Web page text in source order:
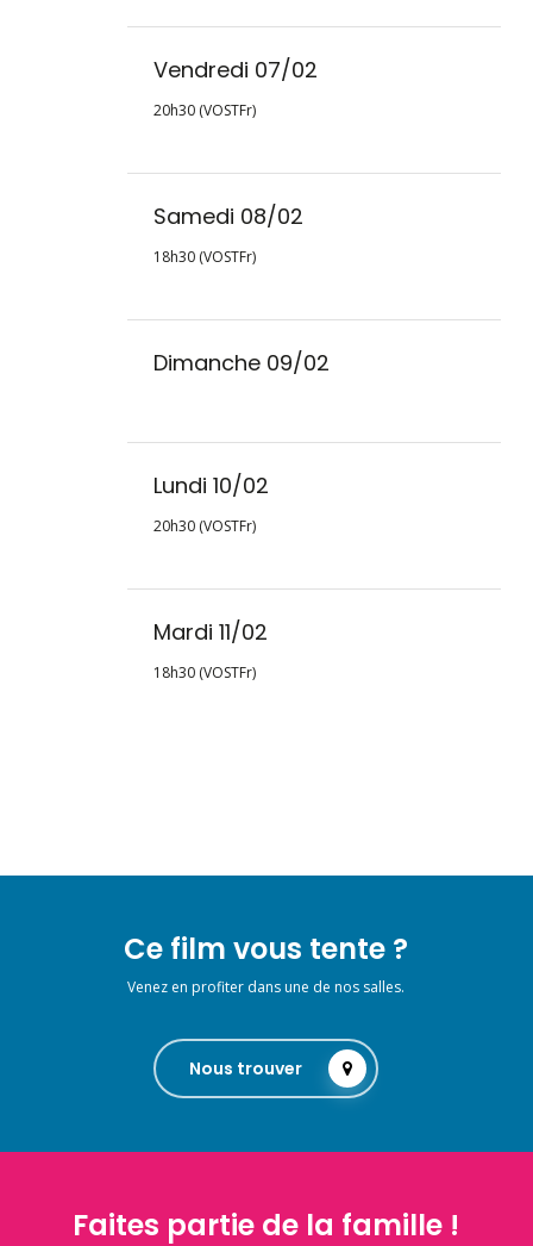
Vendredi 07/02
20h30 (VOSTFr)
Samedi 08/02
18h30 (VOSTFr)
Dimanche 09/02
Lundi 10/02
20h30 (VOSTFr)
Mardi 11/02
18h30 (VOSTFr)
Ce film vous tente ?
Venez en profiter dans une de nos salles.
Nous trouver
Faites partie de la famille !